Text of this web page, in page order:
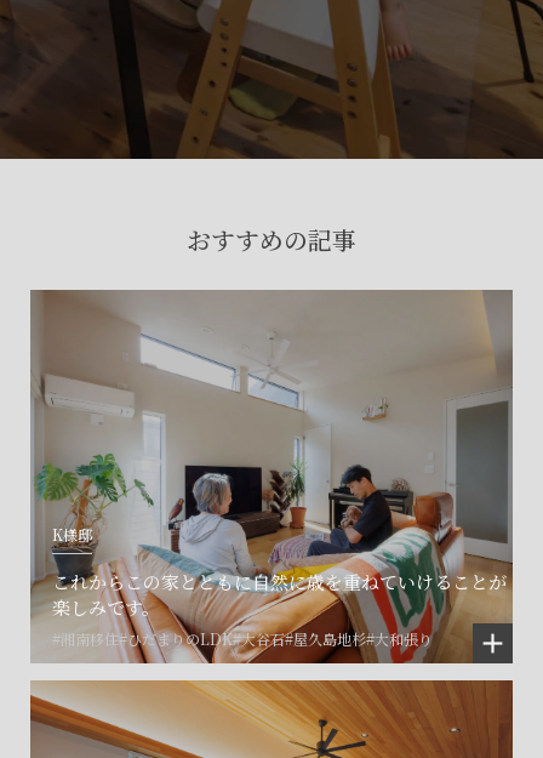
おすすめの記事
K様邸
これからこの家とともに自然に歳を重ねていけることが
楽しみです。
#湘南移住#ひだまりのLDK#大谷石#屋久島地杉#大和張り
会社に関することや物件についての
お問い合わせはこちらから
ご相談はこちら
関連施設一覧
©SET inc.